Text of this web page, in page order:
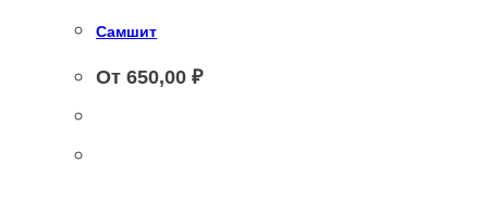
Самшит
От 650,00 ₽